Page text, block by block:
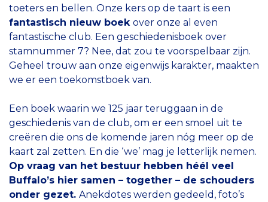
toeters en bellen. Onze kers op de taart is een
fantastisch nieuw boek over onze al even
fantastische club. Een geschiedenisboek over
stamnummer 7? Nee, dat zou te voorspelbaar zijn.
Geheel trouw aan onze eigenwijs karakter, maakten
we er een toekomstboek van.
Een boek waarin we 125 jaar teruggaan in de
geschiedenis van de club, om er een smoel uit te
creëren die ons de komende jaren nóg meer op de
kaart zal zetten. En die ‘we’ mag je letterlijk nemen.
Op vraag van het bestuur hebben héél veel
Buffalo’s hier samen – together – de schouders
onder gezet. Anekdotes werden gedeeld, foto’s